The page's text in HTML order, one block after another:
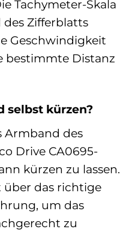
Tachymeter-Skala
Zifferblatts
Geschwindigkeit
bestimmte Distanz
selbst kürzen?
Armband des
Drive CA0695-
kürzen zu lassen.
über das richtige
um das
zu